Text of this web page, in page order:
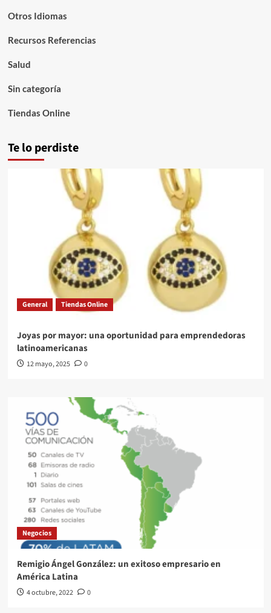
Otros Idiomas
Recursos Referencias
Salud
Sin categoría
Tiendas Online
Te lo perdiste
General Tiendas Online
Joyas por mayor: una oportunidad para emprendedoras
latinoamericanas
12 mayo, 2025 0
Negocios
Remigio Ángel González: un exitoso empresario en
América Latina
4 octubre, 2022 0